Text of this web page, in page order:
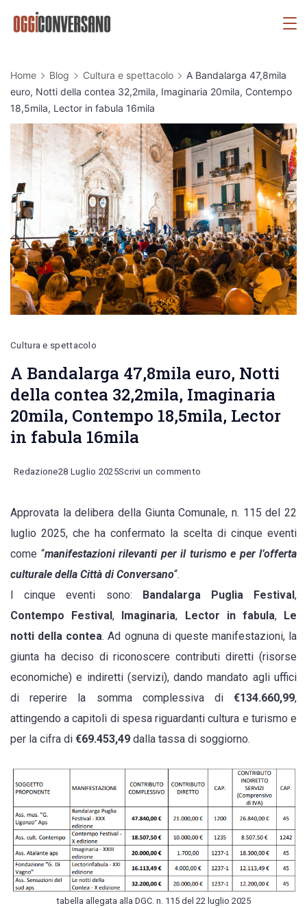
Home Blog Cultura e spettacolo
A Bandalarga 47,8mila
euro, Notti della contea 32,2mila, Imaginaria 20mila, Contempo
18,5mila, Lector in fabula 16mila
Cultura e spettacolo
A Bandalarga 47,8mila euro, Notti
della contea 32,2mila, Imaginaria
20mila, Contempo 18,5mila, Lector
in fabula 16mila
Redazione28 Luglio 2025Scrivi un commento
Bandalarga
47,8mila
euro,
della
contea
32,2mila,
Imaginaria
20mila,
Contempo
18,5mila,
Lector
fabula
Approvata la delibera della Giunta Comunale, n. 115 del 22
luglio 2025, che ha confermato la scelta di cinque eventi
come “manifestazioni rilevanti per il turismo e per l’offerta
culturale della Città di Conversano“.
I cinque eventi sono: Bandalarga Puglia Festival,
Contempo Festival, Imaginaria, Lector in fabula, Le
notti della contea. Ad ognuna di queste manifestazioni, la
giunta ha deciso di riconoscere contributi diretti (risorse
economiche) e indiretti (servizi), dando mandato agli uffici
di reperire la somma complessiva di €134.660,99,
attingendo a capitoli di spesa riguardanti cultura e turismo e
per la cifra di €69.453,49 dalla tassa di soggiorno.
tabella allegata alla DGC. n. 115 del 22 luglio 2025